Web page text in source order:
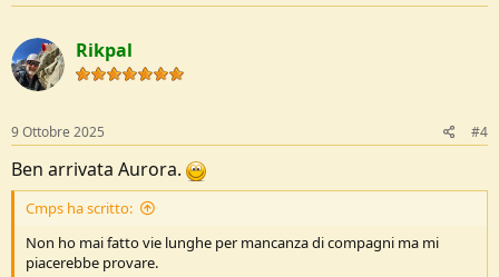
Rikpal
9 Ottobre 2025 #4
Ben arrivata Aurora.
Cmps ha scritto:
Non ho mai fatto vie lunghe per mancanza di compagni ma mi
piacerebbe provare.